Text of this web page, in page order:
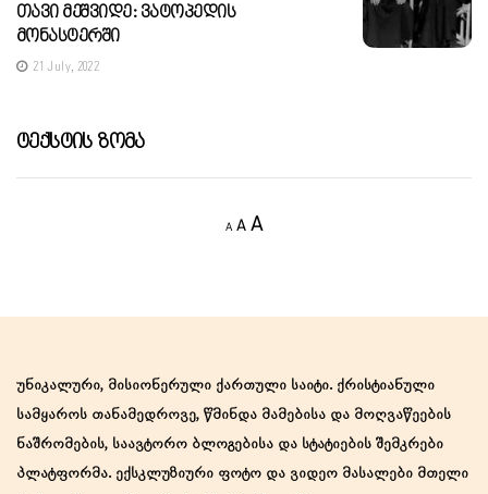
Თავი Მეშვიდე: Ვატოპედის
Მონასტერში
21 July, 2022
Ტექსტის Ზომა
A
Decrease
A Reset
AIncrease
უნიკალური, მისიონერული ქართული საიტი. ქრისტიანული
სამყაროს თანამედროვე, წმინდა მამებისა და მოღვაწეების
ნაშრომების, საავტორო ბლოგებისა და სტატიების შემკრები
პლატფორმა. ექსკლუზიური ფოტო და ვიდეო მასალები მთელი